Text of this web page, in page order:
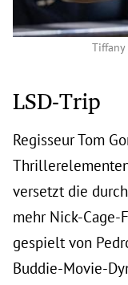
Tiffany
LSD-Trip
Regisseur Tom
versetzt die
mehr Nick-Cage-
gespielt von
Buddie-Movie-